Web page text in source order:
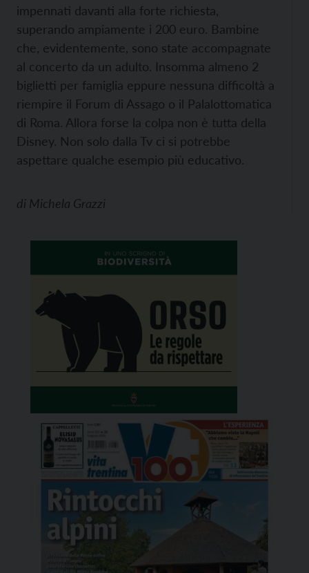
impennati davanti alla forte richiesta,
superando ampiamente i 200 euro. Bambine
che, evidentemente, sono state accompagnate
al concerto da un adulto. Insomma almeno 2
biglietti per famiglia eppure nessuna difficoltà a
riempire il Forum di Assago o il Palalottomatica
di Roma. Allora forse la colpa non è tutta della
Disney. Non solo dalla Tv ci si potrebbe
aspettare qualche esempio più educativo.
di Michela Grazzi